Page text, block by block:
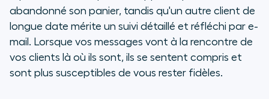
abandonné son panier, tandis qu'un autre client de
longue date mérite un suivi détaillé et réfléchi par e-
mail. Lorsque vos messages vont à la rencontre de
vos clients là où ils sont, ils se sentent compris et
sont plus susceptibles de vous rester fidèles.